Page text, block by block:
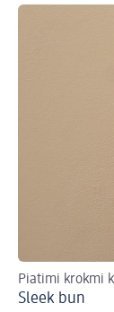
Piatimi krokmi
Sleek bun